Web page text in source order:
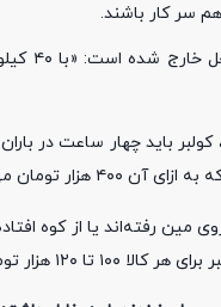
سر کار باشند.
این
باید چهار ساعت در
تومان می‌گیرد.
گرفته است. این افراد یا روی مین
تومان می‌گرفت.